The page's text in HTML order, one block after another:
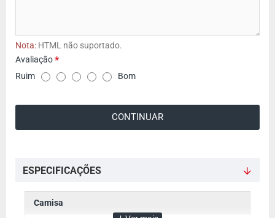
Nota: HTML não suportado.
A
a
Avaliação
Ruim
Bom
CONTINUAR
ESPECIFICAÇÕES
Camisa